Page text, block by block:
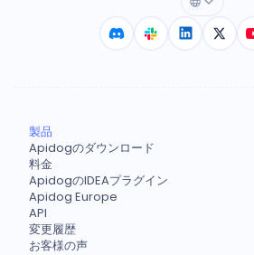
製品
Apidogのダウンロード
料金
ApidogのIDEAプラグイン
Apidog Europe
API
変更履歴
お客様の声